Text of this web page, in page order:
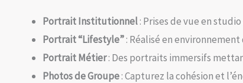
Portrait Institutionnel: Prises de vue en
Portrait “Lifestyle”: Réalisé en
Portrait Métier: Des portraits immersifs
Photos de Groupe: Capturez la cohésion et